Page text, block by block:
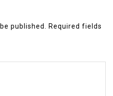
published. Required fields